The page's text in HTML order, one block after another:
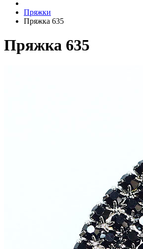
Пряжки
Пряжка 635
Пряжка 635